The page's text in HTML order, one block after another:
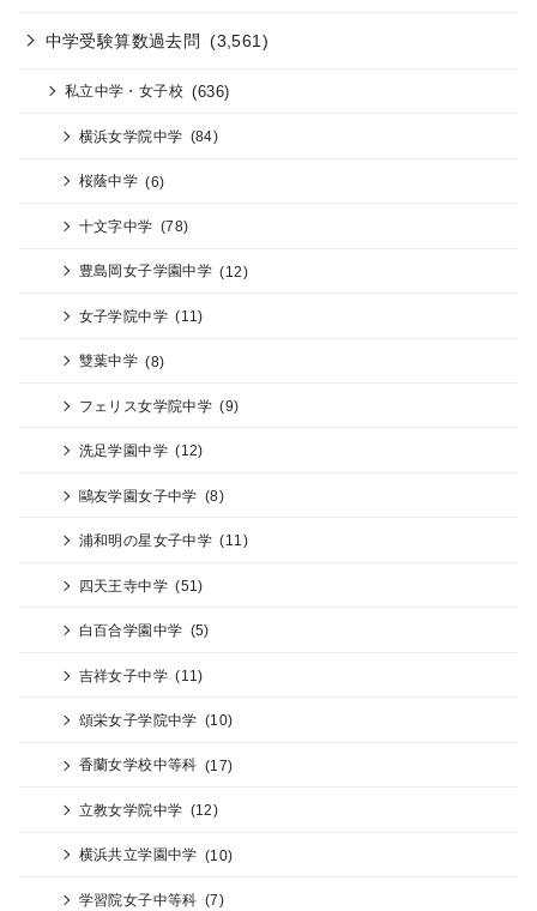
中学受験算数過去問 (3,561)
私立中学・女子校 (636)
横浜女学院中学 (84)
桜蔭中学 (6)
十文字中学 (78)
豊島岡女子学園中学 (12)
女子学院中学 (11)
雙葉中学 (8)
フェリス女学院中学 (9)
洗足学園中学 (12)
鷗友学園女子中学 (8)
浦和明の星女子中学 (11)
四天王寺中学 (51)
白百合学園中学 (5)
吉祥女子中学 (11)
頌栄女子学院中学 (10)
香蘭女学校中等科 (17)
立教女学院中学 (12)
横浜共立学園中学 (10)
学習院女子中等科 (7)